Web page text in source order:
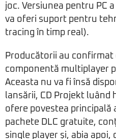
joc. Versiunea pentru PC
va oferi suport pentru
tracing în timp real).
Producătorii au confirmat
componentă multiplayer
Aceasta nu va fi însă
lansării, CD Projekt luând
ofere povestea principală
pachete DLC gratuite,
single player și, abia